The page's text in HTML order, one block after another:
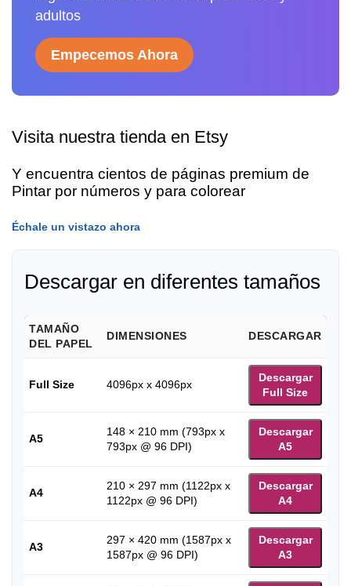
adultos
Empecemos Ahora
Visita nuestra tienda en Etsy
Y encuentra cientos de páginas premium de
Pintar por números y para colorear
Échale un vistazo ahora
Descargar en diferentes tamaños
TAMAÑO
DEL PAPEL
DIMENSIONES DESCARGAR
Full Size 4096px x 4096px
Descargar
Full Size
A5
148 × 210 mm (793px x
793px @ 96 DPI)
Descargar
A5
A4
210 × 297 mm (1122px x
1122px @ 96 DPI)
Descargar
A4
A3
297 × 420 mm (1587px x
1587px @ 96 DPI)
Descargar
A3